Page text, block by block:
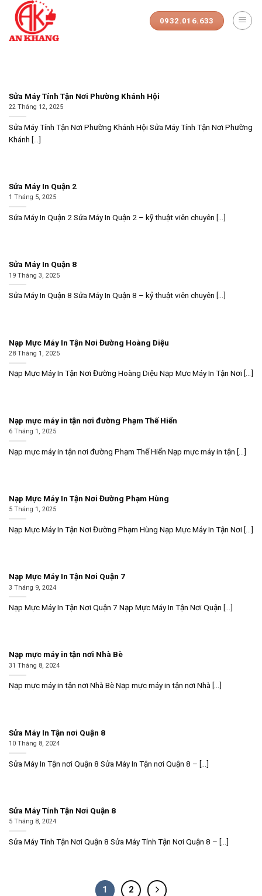
Skip
content
0932.016.633
Sửa Máy Tính Tận Nơi Phường Khánh Hội
22 Tháng 12, 2025
Sửa Máy Tính Tận Nơi Phường Khánh Hội Sửa Máy Tính Tận Nơi Phường
Khánh [...]
Sửa Máy In Quận 2
1 Tháng 5, 2025
Sửa Máy In Quận 2 Sửa Máy In Quận 2 – kỹ thuật viên chuyên [...]
Sửa Máy In Quận 8
19 Tháng 3, 2025
Sửa Máy In Quận 8 Sửa Máy In Quận 8 – kỷ thuật viên chuyên [...]
Nạp Mực Máy In Tận Nơi Đường Hoàng Diệu
28 Tháng 1, 2025
Nạp Mực Máy In Tận Nơi Đường Hoàng Diệu Nạp Mực Máy In Tận Nơi [...]
Nạp mực máy in tận nơi đường Phạm Thế Hiển
6 Tháng 1, 2025
Nạp mực máy in tận nơi đường Phạm Thế Hiển Nạp mực máy in tận [...]
Nạp Mực Máy In Tận Nơi Đường Phạm Hùng
5 Tháng 1, 2025
Nạp Mực Máy In Tận Nơi Đường Phạm Hùng Nạp Mực Máy In Tận Nơi [...]
Nạp Mực Máy In Tận Nơi Quận 7
3 Tháng 9, 2024
Nạp Mực Máy In Tận Nơi Quận 7 Nạp Mực Máy In Tận Nơi Quận [...]
Nạp mực máy in tận nơi Nhà Bè
31 Tháng 8, 2024
Nạp mực máy in tận nơi Nhà Bè Nạp mực máy in tận nơi Nhà [...]
Sửa Máy In Tận nơi Quận 8
10 Tháng 8, 2024
Sửa Máy In Tận nơi Quận 8 Sửa Máy In Tận nơi Quận 8 – [...]
Sửa Máy Tính Tận Nơi Quận 8
5 Tháng 8, 2024
Sửa Máy Tính Tận Nơi Quận 8 Sửa Máy Tính Tận Nơi Quận 8 – [...]
1 2